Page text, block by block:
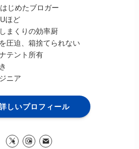
じめたブロガー
ほど
まくりの効率厨
圧迫、箱捨てられない
テント所有
ニア
しいプロフィール